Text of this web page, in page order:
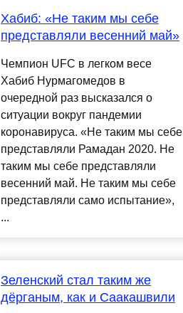
Хабиб: «Не таким мы себе
представляли весенний май»
Чемпион UFC в легком весе
Хабиб Нурмагомедов в
очередной раз высказался о
ситуации вокруг пандемии
коронавируса. «Не таким мы себе
представляли Рамадан 2020. Не
таким мы себе представляли
весенний май. Не таким мы себе
представляли само испытание»,
...
Зеленский стал таким же
дёрганым, как и Саакашвили